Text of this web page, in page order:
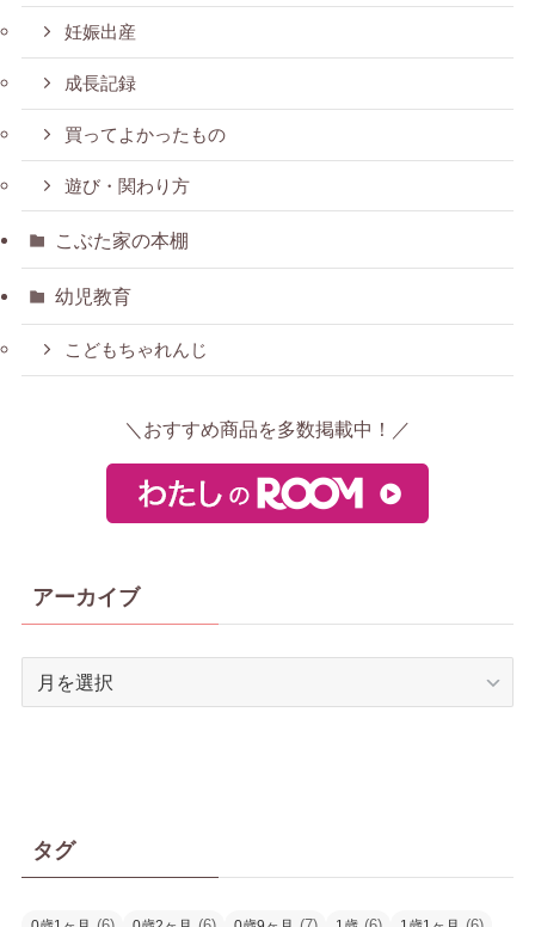
妊娠出産
成長記録
買ってよかったもの
遊び・関わり方
こぶた家の本棚
幼児教育
こどもちゃれんじ
＼おすすめ商品を多数掲載中！／
アーカイブ
タグ